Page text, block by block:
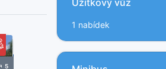
5
1 nabídek